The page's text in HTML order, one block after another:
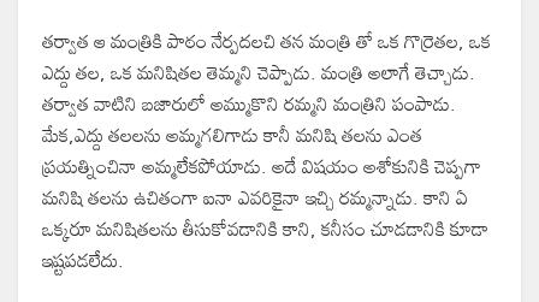
తర్వాత ఆ మంత్రికి పాఠం నేర్పదలచి తన మంత్రి తో ఒక గొర్రెతల, ఒక
ఎద్దు తల, ఒక మనిషితల తెమ్మని చెప్పాడు. మంత్రి అలాగే తెచ్చాడు.
తర్వాత వాటిని బజారులో అమ్ముకొని రమ్మని మంత్రిని పంపాడు.
మేక,ఎద్దు తలలను అమ్మగలిగాడు కానీ మనిషి తలను ఎంత
ప్రయత్నించినా అమ్మలేకపోయాడు. అదే విషయం అశోకునికి చెప్పగా
మనిషి తలను ఉచితంగా ఐనా ఎవరికైనా ఇచ్చి రమ్మన్నాడు. కాని ఏ
ఒక్కరూ మనిషితలను తీసుకోవడానికి కాని, కనీసం చూడడానికి కూడా
ఇష్టపడలేదు.